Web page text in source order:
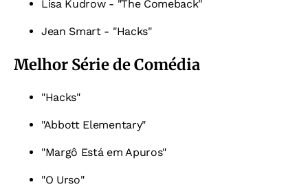
Lisa Kudrow - "The Comeback"
Jean Smart - "Hacks"
Melhor Série de Comédia
"Hacks"
"Abbott Elementary"
"Margô Está em Apuros"
"O Urso"